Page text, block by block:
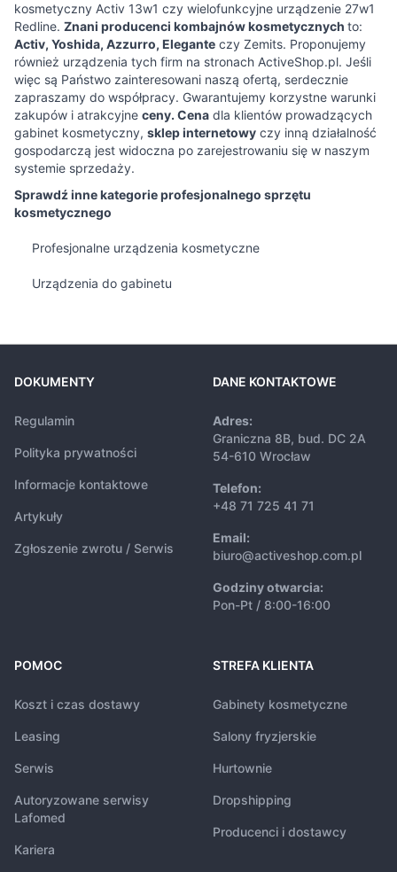
kosmetyczny Activ 13w1 czy wielofunkcyjne urządzenie 27w1
Redline. Znani producenci kombajnów kosmetycznych to:
Activ, Yoshida, Azzurro, Elegante czy Zemits. Proponujemy
również urządzenia tych firm na stronach ActiveShop.pl. Jeśli
więc są Państwo zainteresowani naszą ofertą, serdecznie
zapraszamy do współpracy. Gwarantujemy korzystne warunki
zakupów i atrakcyjne ceny. Cena dla klientów prowadzących
gabinet kosmetyczny, sklep internetowy czy inną działalność
gospodarczą jest widoczna po zarejestrowaniu się w naszym
systemie sprzedaży.
Sprawdź inne kategorie profesjonalnego sprzętu
kosmetycznego
Profesjonalne urządzenia kosmetyczne
Urządzenia do gabinetu
DOKUMENTY
Regulamin
Polityka prywatności
Informacje kontaktowe
Artykuły
Zgłoszenie zwrotu / Serwis
DANE KONTAKTOWE
Adres:
Graniczna 8B, bud. DC 2A
54-610 Wrocław
Telefon:
+48 71 725 41 71
Email:
biuro@activeshop.com.pl
Godziny otwarcia:
Pon-Pt / 8:00-16:00
POMOC
Koszt i czas dostawy
Leasing
Serwis
Autoryzowane serwisy
Lafomed
Kariera
STREFA KLIENTA
Gabinety kosmetyczne
Salony fryzjerskie
Hurtownie
Dropshipping
Producenci i dostawcy